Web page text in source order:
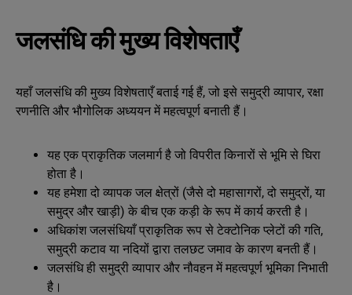
जलसंधि की मुख्य विशेषताएँ
यहाँ जलसंधि की मुख्य विशेषताएँ बताई गई हैं, जो इसे समुद्री व्यापार, रक्षा
रणनीति और भौगोलिक अध्ययन में महत्वपूर्ण बनाती हैं।
यह एक प्राकृतिक जलमार्ग है जो विपरीत किनारों से भूमि से घिरा
होता है।
यह हमेशा दो व्यापक जल क्षेत्रों (जैसे दो महासागरों, दो समुद्रों, या
समुद्र और खाड़ी) के बीच एक कड़ी के रूप में कार्य करती है।
अधिकांश जलसंधियाँ प्राकृतिक रूप से टेक्टोनिक प्लेटों की गति,
समुद्री कटाव या नदियों द्वारा तलछट जमाव के कारण बनती हैं।
जलसंधि ही समुद्री व्यापार और नौवहन में महत्वपूर्ण भूमिका निभाती
है।